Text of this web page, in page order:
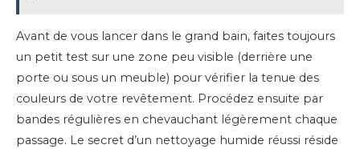
Avant de vous lancer dans le grand bain, faites toujours
un petit test sur une zone peu visible (derrière une
porte ou sous un meuble) pour vérifier la tenue des
couleurs de votre revêtement. Procédez ensuite par
bandes régulières en chevauchant légèrement chaque
passage. Le secret d’un nettoyage humide réussi réside